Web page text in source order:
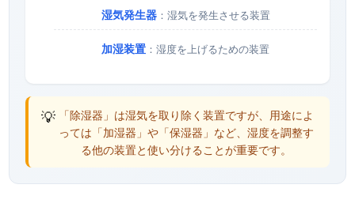
湿気発生器：湿気を発生させる装置
加湿装置 ：湿度を上げるための装置
💡 「除湿器」は湿気を取り除く装置ですが、用途によ
っては「加湿器」や「保湿器」など、湿度を調整す
る他の装置と使い分けることが重要です。